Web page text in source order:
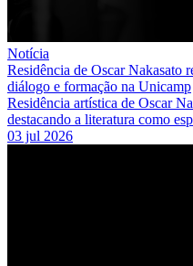
Notícia
Residência de Oscar Nakasato
diálogo e formação na Unicamp
Residência artística de Oscar
destacando a literatura como
03 jul 2026